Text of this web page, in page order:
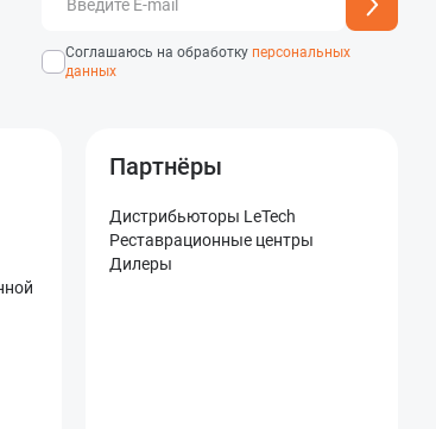
Адрес подписки успешно
Соглашаюсь на обработку персональных
данных
Партнёры
Дистрибьюторы LeTech
Реставрационные центры
Дилеры